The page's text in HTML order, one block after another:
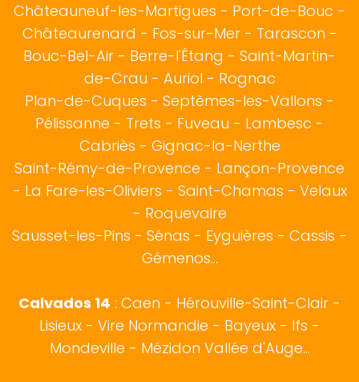
Châteauneuf-les-Martigues - Port-de-Bouc -
Châteaurenard - Fos-sur-Mer- Tarascon -
Bouc-Bel-Air - Berre-l'Étang - Saint-Martin-
de-Crau - Auriol - Rognac
Plan-de-Cuques - Septèmes-les-Vallons -
Pélissanne - Trets - Fuveau - Lambesc -
Cabriès - Gignac-la-Nerthe
Saint-Rémy-de-Provence - Lançon-Provence
- La Fare-les-Oliviers - Saint-Chamas - Velaux
- Roquevaire
Sausset-les-Pins - Sénas - Eyguières - Cassis -
Gémenos...
Calvados 14 : Caen - Hérouville-Saint-Clair -
Lisieux - Vire Normandie - Bayeux - Ifs -
Mondeville - Mézidon Vallée d'Auge...